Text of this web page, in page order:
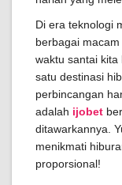
Di era teknologi
berbagai
waktu santai kita
satu destinasi
perbincangan
adalah ijobet
ditawarkannya.
menikmati
proporsional!